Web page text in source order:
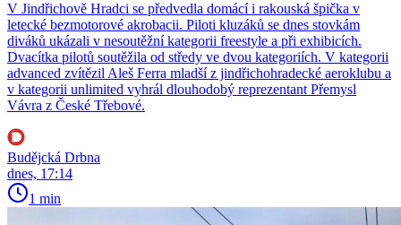
V Jindřichově Hradci se předvedla domácí i rakouská špička v
letecké bezmotorové akrobacii. Piloti kluzáků se dnes stovkám
diváků ukázali v nesoutěžní kategorii freestyle a při exhibicích.
Dvacítka pilotů soutěžila od středy ve dvou kategoriích. V kategorii
advanced zvítězil Aleš Ferra mladší z jindřichohradecké aeroklubu a
v kategorii unlimited vyhrál dlouhodobý reprezentant Přemysl
Vávra z České Třebové.
Budějcká Drbna
dnes, 17:14
1 min